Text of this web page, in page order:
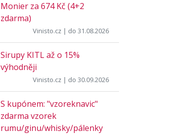
Monier za 674 Kč (4+2
zdarma)
Vinisto.cz | do 31.08.2026
Sirupy KITL až o 15%
výhodněji
Vinisto.cz | do 30.09.2026
S kupónem: "vzoreknavic"
zdarma vzorek
rumu/ginu/whisky/pálenky